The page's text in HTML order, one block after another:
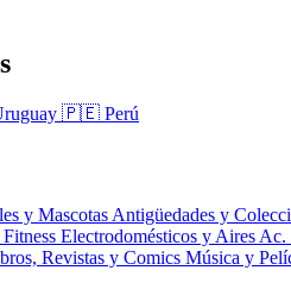
🇵🇪 Perú
y Mascotas Antigüedades y
Electrodomésticos y Aires Ac.
Revistas y Comics Música y